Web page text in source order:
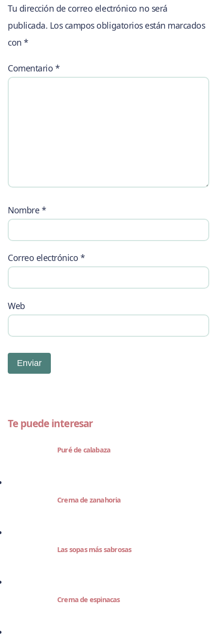
Tu dirección de correo electrónico no será
publicada. Los campos obligatorios están marcados
con*
Comentario *
Nombre *
Correo electrónico *
Web
Te puede interesar
Puré de calabaza
Crema de zanahoria
Las sopas más sabrosas
Crema de espinacas